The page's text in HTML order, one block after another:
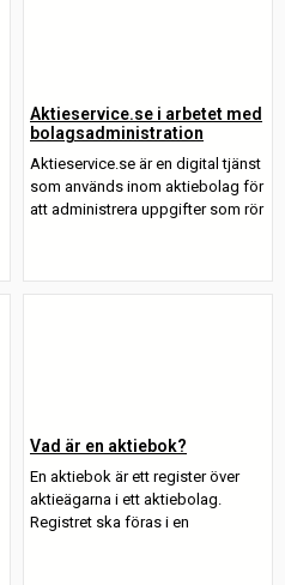
Aktieservice.se i arbetet med
bolagsadministration
Aktieservice.se är en digital tjänst
som används inom aktiebolag för
att administrera uppgifter som rör
Vad är en aktiebok?
En aktiebok är ett register över
aktieägarna i ett aktiebolag.
Registret ska föras i en